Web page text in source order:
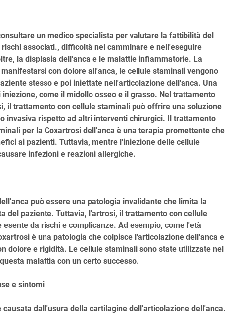
associati., difficoltà nel camminare e nell'eseguire
la displasia dell'anca e le malattie infiammatorie. La
con dolore all'anca, le cellule staminali vengono
stesso e poi iniettate nell'articolazione dell'anca. Una
iniezione, come il midollo osseo e il grasso. Nel trattamento
il trattamento con cellule staminali può offrire una soluzione
invasiva rispetto ad altri interventi chirurgici. Il trattamento
per la Coxartrosi dell'anca è una terapia promettente che
ai pazienti. Tuttavia, mentre l'iniezione delle cellule
infezioni e reazioni allergiche.
può essere una patologia invalidante che limita la
del paziente. Tuttavia, l'artrosi, il trattamento con cellule
esente da rischi e complicanze. Ad esempio, come l'età
è una patologia che colpisce l'articolazione dell'anca e
dolore e rigidità. Le cellule staminali sono state utilizzate nel
malattia con un certo successo.
e sintomi
causata dall'usura della cartilagine dell'articolazione dell'anca.